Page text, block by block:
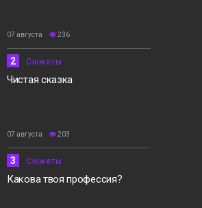
07 августа 236
2 Сюжеты
Чистая сказка
07 августа 203
3 Сюжеты
Какова твоя профессия?